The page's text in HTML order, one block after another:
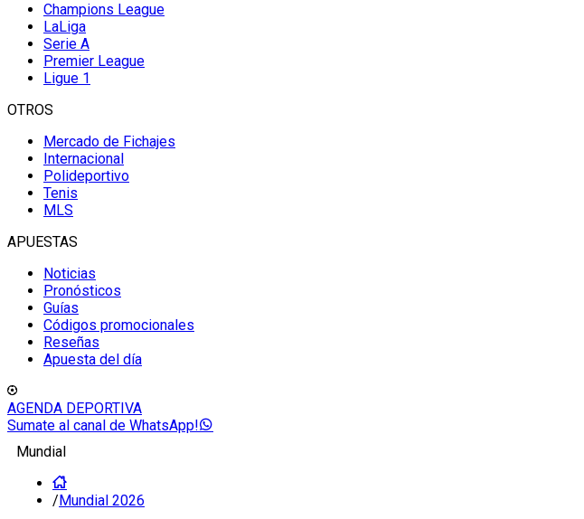
Champions League
LaLiga
Serie A
Premier League
Ligue 1
OTROS
Mercado de Fichajes
Internacional
Polideportivo
Tenis
MLS
APUESTAS
Noticias
Pronósticos
Guías
Códigos promocionales
Reseñas
Apuesta del día
AGENDA DEPORTIVA
Sumate al canal de WhatsApp!
Mundial
/Mundial 2026